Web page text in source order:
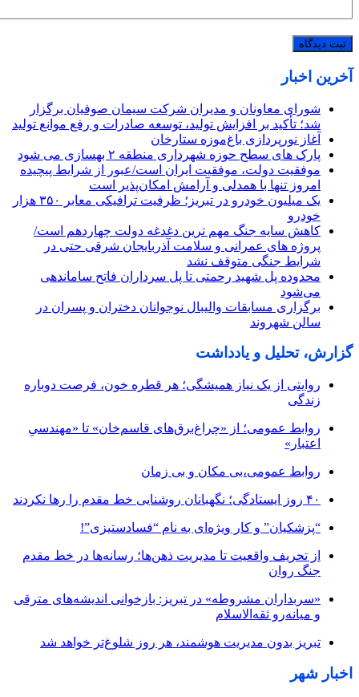
آخرین اخبار
شورای معاونان و مدیران شرکت سیمان صوفیان برگزار
شد؛ تأکید بر افزایش تولید، توسعه صادرات و رفع موانع تولید
آغاز نورپردازی باغ‌موزه ستارخان
پارک های سطح حوزه شهرداری منطقه ۲ بهسازی می شود
موفقیت دولت، موفقیت ایران است/عبور از شرایط پیچیده
امروز تنها با همدلی و آرامش امکان‌پذیر است
یک میلیون خودرو در تبریز؛ ظرفیت ترافیکی معابر ۳۵۰ هزار
خودرو
کاهش سایه جنگ مهم ‌ترین دغدغه دولت چهاردهم است/
پروژه ‌های عمرانی و سلامت آذربایجان شرقی حتی در
شرایط جنگی متوقف نشد
محدوده پل شهید رحمتی تا پل سرداران فاتح ساماندهی
می‌شود
برگزاری مسابقات والیبال نوجوانان دختران و پسران در
سالن شهروند
گزارش، تحلیل و یادداشت
روایتی از یک نیاز همیشگی؛ هر قطره خون، فرصت دوباره
زندگی
روابط عمومی؛ از «چراغ‌برق‌های قاسم‌خان» تا «مهندسیِ
اعتبار»
روابط عمومی،بی مکان و بی زمان
۴۰ روز ایستادگی؛ نگهبانان روشنایی خط مقدم را رها نکردند
“پزشکیان” و کار ویژه‌ای به نام “فسادستیزی”!
از تحریف واقعیت تا مدیریت ذهن‌ها؛ رسانه‌ها در خط مقدم
جنگ روان
«سربداران مشروطه» در تبریز: بازخوانی اندیشه‌های مترقی
و میانه‌رو ثقه‌الاسلام
تبریز بدون مدیریت هوشمند، هر روز شلوغ‌تر خواهد شد
اخبار شهر